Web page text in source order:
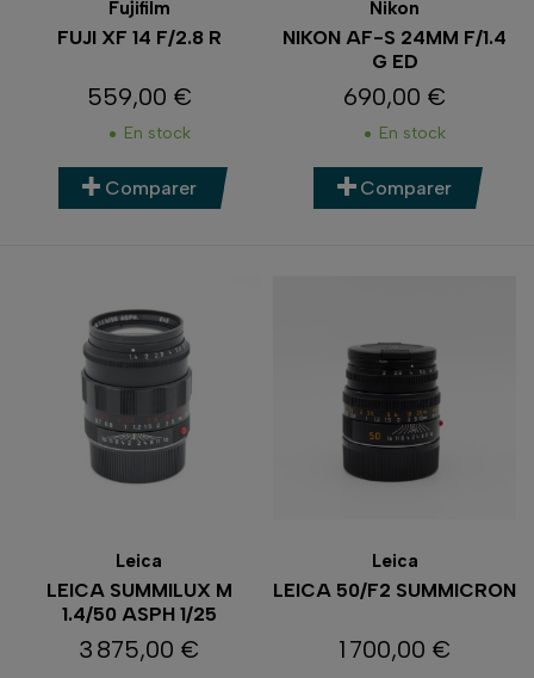
Fujifilm
FUJI XF 14 F/2.8 R
Prix
559,00 €
En stock
Comparer
Nikon
NIKON AF-S 24MM F/1.4
G ED
Prix
690,00 €
En stock
Comparer
Leica
LEICA SUMMILUX M
1.4/50 ASPH 1/25
Prix
3 875,00 €
Leica
LEICA 50/F2 SUMMICRON
Prix
1 700,00 €